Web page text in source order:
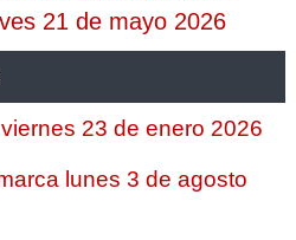
21 de mayo 2026
23 de enero 2026
lunes 3 de agosto